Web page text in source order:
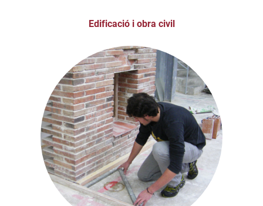
Edificació i obra civil